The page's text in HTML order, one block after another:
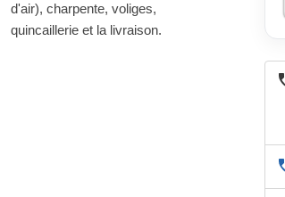
d'air), charpente, voliges,
quincaillerie et la livraison.